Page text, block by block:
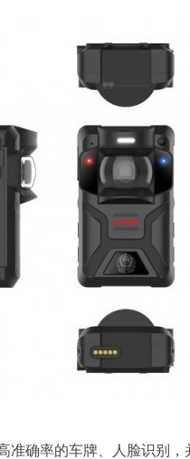
确率的车牌、人脸识别